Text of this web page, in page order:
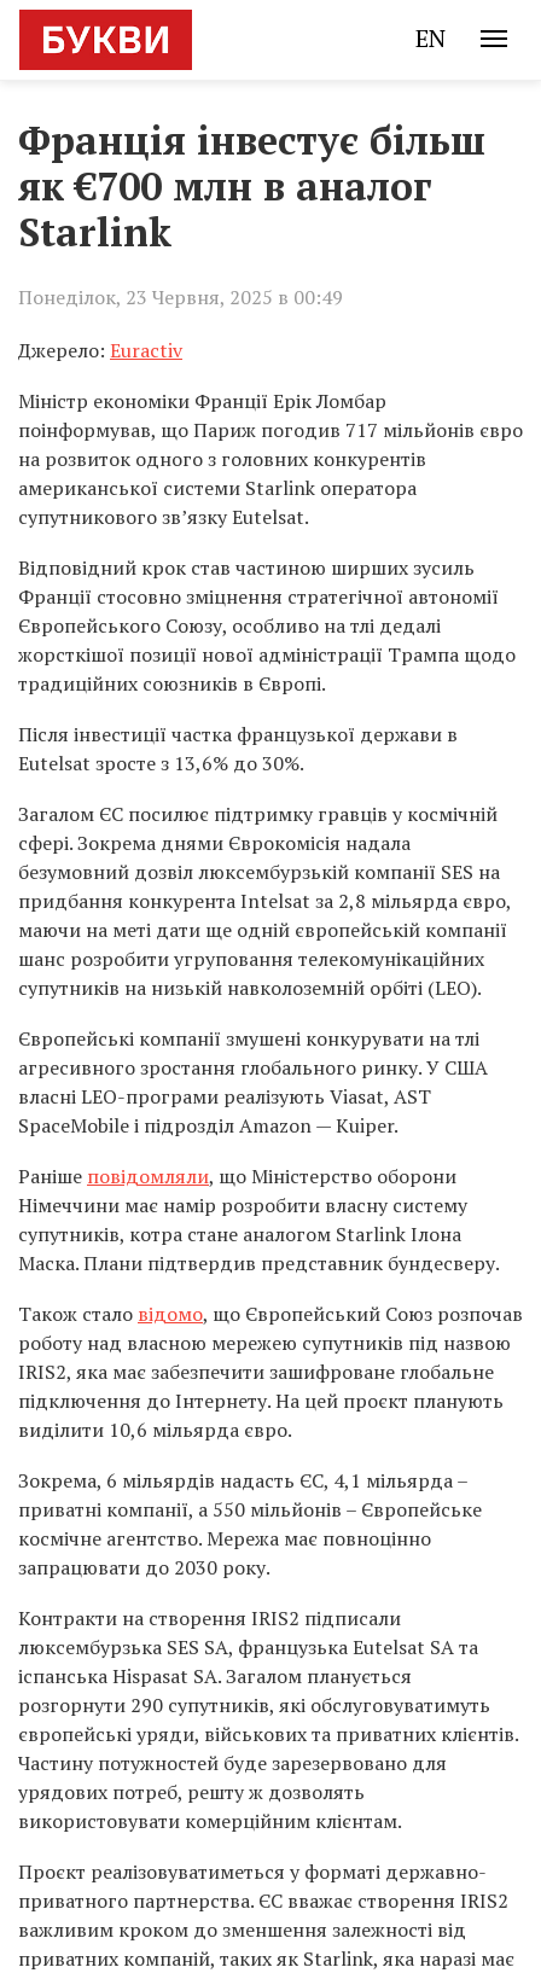
EN
Франція інвестує більш
як €700 млн в аналог
Starlink
Понеділок, 23 Червня, 2025 в 00:49
Джерело: Euractiv
Міністр економіки Франції Ерік Ломбар
поінформував, що Париж погодив 717 мільйонів євро
на розвиток одного з головних конкурентів
американської системи Starlink оператора
супутникового зв’язку Eutelsat.
Відповідний крок став частиною ширших зусиль
Франції стосовно зміцнення стратегічної автономії
Європейського Союзу, особливо на тлі дедалі
жорсткішої позиції нової адміністрації Трампа щодо
традиційних союзників в Європі.
Після інвестиції частка французької держави в
Eutelsat зросте з 13,6% до 30%.
Загалом ЄС посилює підтримку гравців у космічній
сфері. Зокрема днями Єврокомісія надала
безумовний дозвіл люксембурзькій компанії SES на
придбання конкурента Intelsat за 2,8 мільярда євро,
маючи на меті дати ще одній європейській компанії
шанс розробити угруповання телекомунікаційних
супутників на низькій навколоземній орбіті (LEO).
Європейські компанії змушені конкурувати на тлі
агресивного зростання глобального ринку. У США
власні LEO-програми реалізують Viasat, AST
SpaceMobile і підрозділ Amazon — Kuiper.
Раніше повідомляли, що Міністерство оборони
Німеччини має намір розробити власну систему
супутників, котра стане аналогом Starlink Ілона
Маска. Плани підтвердив представник бундесверу.
Також стало відомо, що Європейський Союз розпочав
роботу над власною мережею супутників під назвою
IRIS2, яка має забезпечити зашифроване глобальне
підключення до Інтернету. На цей проєкт планують
виділити 10,6 мільярда євро.
Зокрема, 6 мільярдів надасть ЄС, 4,1 мільярда –
приватні компанії, а 550 мільйонів – Європейське
космічне агентство. Мережа має повноцінно
запрацювати до 2030 року.
Контракти на створення IRIS2 підписали
люксембурзька SES SA, французька Eutelsat SA та
іспанська Hispasat SA. Загалом планується
розгорнути 290 супутників, які обслуговуватимуть
європейські уряди, військових та приватних клієнтів.
Частину потужностей буде зарезервовано для
урядових потреб, решту ж дозволять
використовувати комерційним клієнтам.
Проєкт реалізовуватиметься у форматі державно-
приватного партнерства. ЄС вважає створення IRIS2
важливим кроком до зменшення залежності від
приватних компаній, таких як Starlink, яка наразі має